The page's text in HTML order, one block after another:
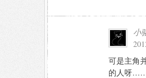
小
可是主角
的人呀